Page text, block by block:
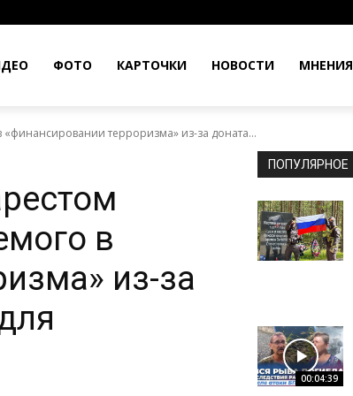
ФОТО КАРТОЧКИ НОВОСТИ МНЕНИЯ
терроризма» из-за доната...
в
из-за
ПОПУЛЯРНОЕ
00:04:39